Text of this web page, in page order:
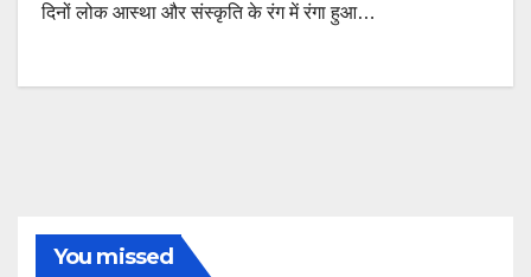
दिनों लोक आस्था और संस्कृति के रंग में रंगा हुआ…
You missed